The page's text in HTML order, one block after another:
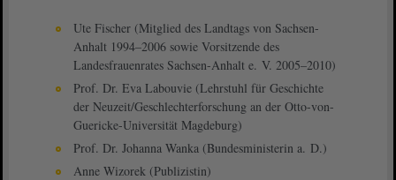
Ute Fischer (Mitglied des Landtags von Sachsen-
Anhalt 1994–2006 sowie Vorsitzende des
Landesfrauenrates Sachsen-Anhalt e. V. 2005–2010)
Prof. Dr. Eva Labouvie (Lehrstuhl für Geschichte
der Neuzeit/Geschlechterforschung an der Otto-von-
Guericke-Universität Magdeburg)
Prof. Dr. Johanna Wanka (Bundesministerin a. D.)
Anne Wizorek (Publizistin)